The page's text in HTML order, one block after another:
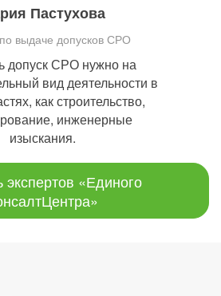
Пастухова
выдаче допусков СРО
допуск СРО нужно на
вид деятельности в
как строительство,
инженерные
изыскания.
экспертов «Единого